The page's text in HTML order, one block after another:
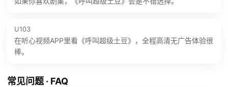
U103
在听心视频APP里看《呼叫超级土豆》，全程高清无广告体验很
棒。
常见问题 · FAQ